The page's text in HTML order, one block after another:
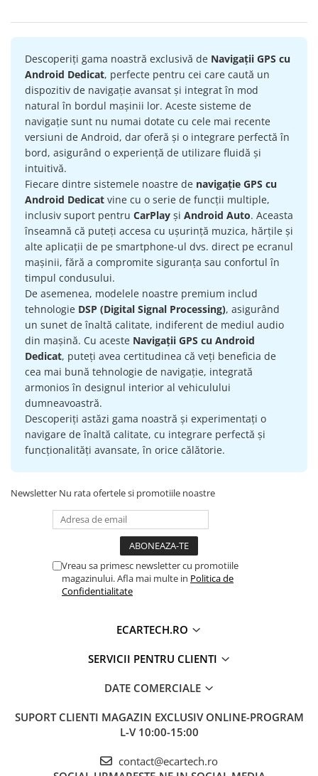
Navigatii 2 DIN
Navigatii 1 DIN
Navigatie GPS Portabil
Accesorii navigatii
CarPlay&Android Auto
Camera Marsarier
Camera Trafic DVR
Rama adaptare
Camera marsarier dedicata
Adaptoare Navigatii
Rame adaptare 2DIN
Camera frontala
Accesorii auto
Suport Telefon
Lanterne
Senzori Parcare
Electrice auto
Redresoare Auto
Modulatoare Auto FM
Invertoare auto
Lumini Ambientale
Testere auto
Pompe transfer
Intretinere auto
Trusa cale distributie
Chei si truse chei
Descoperiți gama noastră exclusivă de Navigații GPS cu
Android Dedicat, perfecte pentru cei care caută un
dispozitiv de navigație avansat și integrat în mod
natural în bordul mașinii lor. Aceste sisteme de
navigație sunt nu numai dotate cu cele mai recente
versiuni de Android, dar oferă și o integrare perfectă în
bord, asigurând o experiență de utilizare fluidă și
intuitivă.
Fiecare dintre sistemele noastre de navigație GPS cu
Android Dedicat vine cu o serie de funcții multiple,
inclusiv suport pentru CarPlay și Android Auto. Aceasta
înseamnă că puteți accesa cu ușurință muzica, hărțile și
alte aplicații de pe smartphone-ul dvs. direct pe ecranul
mașinii, fără a compromite siguranța sau confortul în
timpul condusului.
De asemenea, modelele noastre premium includ
tehnologie DSP (Digital Signal Processing), asigurând
un sunet de înaltă calitate, indiferent de mediul audio
din mașină. Cu aceste Navigații GPS cu Android
Dedicat, puteți avea certitudinea că veți beneficia de
cea mai bună tehnologie de navigație, integrată
armonios în designul interior al vehiculului
dumneavoastră.
Descoperiți astăzi gama noastră și experimentați o
navigare de înaltă calitate, cu integrare perfectă și
funcționalități avansate, în orice călătorie.
Newsletter Nu rata ofertele si promotiile noastre
Vreau sa primesc newsletter cu promotiile
magazinului. Afla mai multe in Politica de
Confidentialitate
ECARTECH.RO
SERVICII PENTRU CLIENTI
DATE COMERCIALE
SUPORT CLIENTI MAGAZIN EXCLUSIV ONLINE-PROGRAM
L-V 10:00-15:00
contact@ecartech.ro